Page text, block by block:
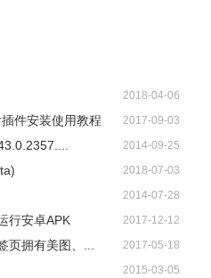
2018-04-06
件安装使用教程 2017-09-03
2014-09-25
2018-07-03
2014-07-28
行安卓APK 2017-12-12
拥有美图、... 2017-05-18
2015-03-05